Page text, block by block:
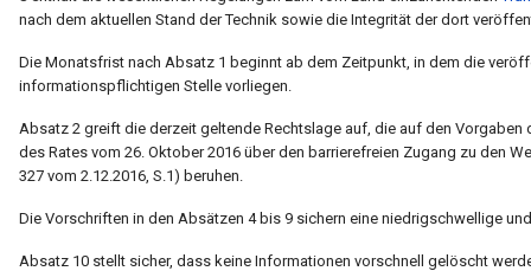
nach dem aktuellen Stand der Technik sowie die Integrität der dort
Die Monatsfrist nach Absatz 1 beginnt ab dem Zeitpunkt, in dem die
informationspflichtigen Stelle vorliegen.
Absatz 2 greift die derzeit geltende Rechtslage auf, die auf den Vorgaben
des Rates vom 26. Oktober 2016 über den barrierefreien Zugang zu den
327 vom 2.12.2016, S.1) beruhen.
Die Vorschriften in den Absätzen 4 bis 9 sichern eine niedrigschwellige
Absatz 10 stellt sicher, dass keine Informationen vorschnell gelöscht